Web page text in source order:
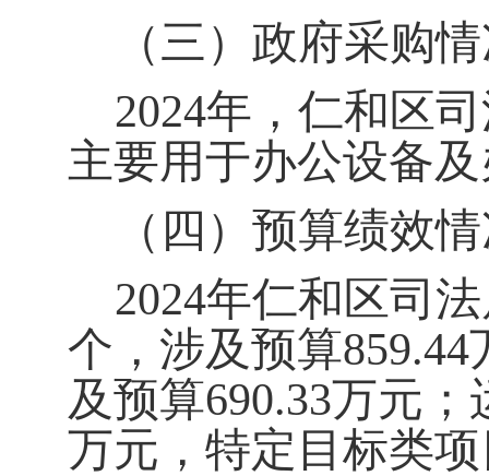
（三）政府采购
2024年， 仁和区
主要用于办公设备
（四） 预算绩效
2024年仁和区司
个，涉及预算
及预算690.33万元
万元，特定目标类